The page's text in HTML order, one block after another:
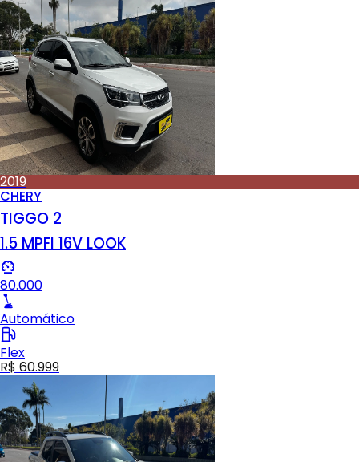
2019
CHERY
TIGGO 2
1.5 MPFI 16V LOOK
80.000
Automático
Flex
R$ 60.999